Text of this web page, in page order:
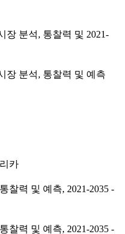
분석, 통찰력 및 2021-
분석, 통찰력 및 예측
카
력 및 예측, 2021-2035 -
력 및 예측, 2021-2035 -